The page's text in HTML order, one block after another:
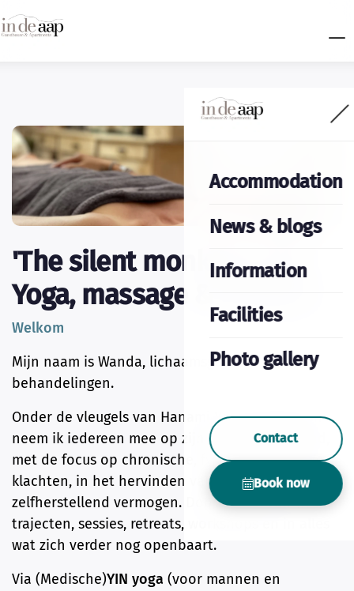
Accommodation
News & blogs
Information
Facilities
Photo gallery
Contact
Book now
'The silent monkey' | Yin
Yoga, massage & retreats
Welkom
Mijn naam is Wanda, lichaamsgerichte
behandelingen.
Onder de vleugels van Hanami Yin & Bewustzijn
neem ik iedereen mee op zijn of haar Yinne pad,
met de focus op chronische, fysieke en mentale
klachten, in het hervinden van hun
zelfherstellend vermogen. Doormiddel van 1:1
trajecten, sessies, retreats, workshops en in alles
wat zich verder nog openbaart.
Via (Medische)YIN yoga (voor mannen en